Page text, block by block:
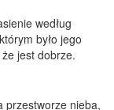
według
było jego
jest dobrze.
przestworze nieba,